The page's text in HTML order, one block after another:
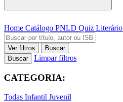
Home Catálogo PNLD Quiz Literário
Ver filtros
Buscar
Buscar
Limpar filtros
CATEGORIA:
Todas Infantil Juvenil